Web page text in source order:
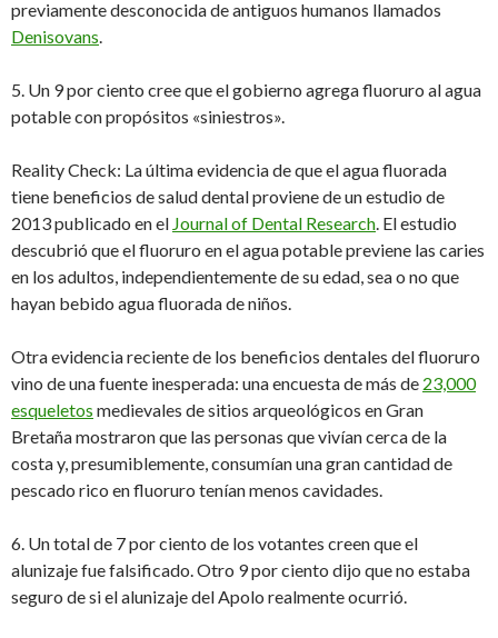
previamente desconocida de antiguos humanos llamados
Denisovans.
5. Un 9 por ciento cree que el gobierno agrega fluoruro al agua
potable con propósitos «siniestros».
Reality Check: La última evidencia de que el agua fluorada
tiene beneficios de salud dental proviene de un estudio de
2013 publicado en el Journal of Dental Research. El estudio
descubrió que el fluoruro en el agua potable previene las caries
en los adultos, independientemente de su edad, sea o no que
hayan bebido agua fluorada de niños.
Otra evidencia reciente de los beneficios dentales del fluoruro
vino de una fuente inesperada: una encuesta de más de 23,000
esqueletos medievales de sitios arqueológicos en Gran
Bretaña mostraron que las personas que vivían cerca de la
costa y, presumiblemente, consumían una gran cantidad de
pescado rico en fluoruro tenían menos cavidades.
6. Un total de 7 por ciento de los votantes creen que el
alunizaje fue falsificado. Otro 9 por ciento dijo que no estaba
seguro de si el alunizaje del Apolo realmente ocurrió.